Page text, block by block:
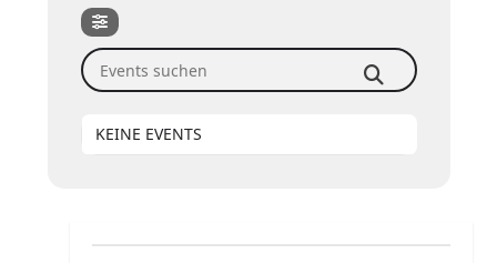
Events suchen
KEINE EVENTS